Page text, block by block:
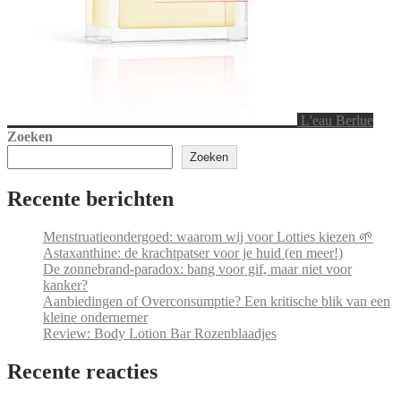
L'eau Berlue
Zoeken
Zoeken
Recente berichten
Menstruatieondergoed: waarom wij voor Lotties kiezen 🌱
Astaxanthine: de krachtpatser voor je huid (en meer!)
De zonnebrand-paradox: bang voor gif, maar niet voor
kanker?
Aanbiedingen of Overconsumptie? Een kritische blik van een
kleine ondernemer
Review: Body Lotion Bar Rozenblaadjes
Recente reacties